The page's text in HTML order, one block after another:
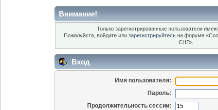
Внимание!
Только зарегистрированные пользователи
Пожалуйста, войдите или зарегистрируйтесь на форуме
СНГ».
Вход
Имя пользователя:
Пароль:
Продолжительность сессии: